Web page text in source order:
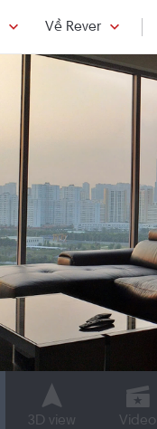
Về Rever
3D view Video